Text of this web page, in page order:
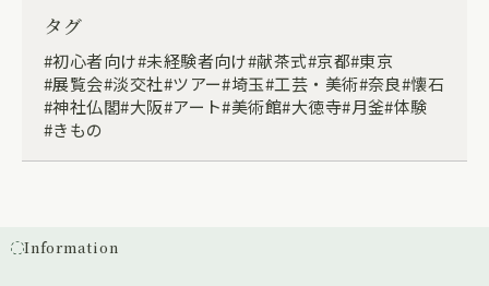
タグ
初心者向け 未経験者向け 献茶式 京都 東京
展覧会 淡交社 ツアー 埼玉 工芸・美術 奈良 懐石
神社仏閣 大阪 アート 美術館 大徳寺 月釜 体験
きもの
Information